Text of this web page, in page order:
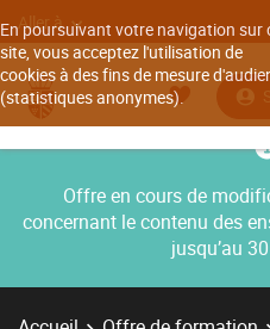
En poursuivant votre navigation sur
site, vous acceptez l'utilisation de
cookies à des fins de mesure
(statistiques anonymes).
Aller à
Offre en cours de
concernant le contenu des
jusqu’au